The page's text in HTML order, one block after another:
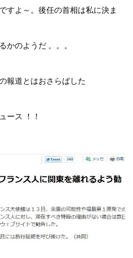
すよ～。後任の首相は私に決ま
かのようだ 。。。
報道とはおさらばした
ース ！！